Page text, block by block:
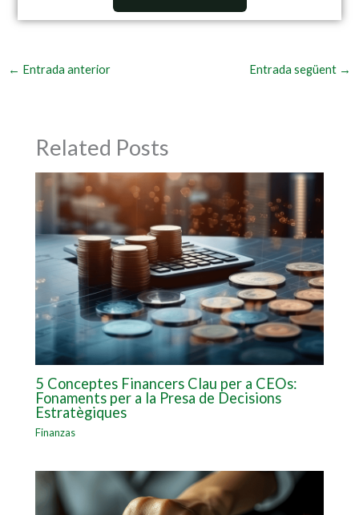
← Entrada anterior Entrada següent →
Related Posts
5 Conceptes Financers Clau per a CEOs:
Fonaments per a la Presa de Decisions
Estratègiques
Finanzas